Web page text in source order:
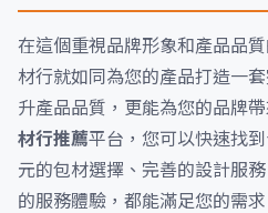
在這個重視品牌形象和產品品
材行就如同為您的產品打造一
升產品品質，更能為您的品牌
材行推薦平台，您可以快速找
元的包材選擇、完善的設計服
的服務體驗，都能滿足您的需求